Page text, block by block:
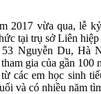
2017 vừa qua, lễ
tại trụ sở Liên
53 Nguyễn Du, Hà
gia của gần 100
các em học sinh
và có nhiều năm